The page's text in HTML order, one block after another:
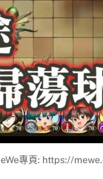
專頁: https://